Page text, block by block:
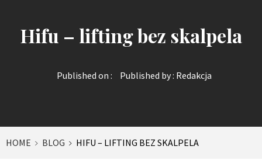
Hifu – lifting bez skalpela
Published on : Published by : Redakcja
HOME BLOG HIFU – LIFTING BEZ SKALPELA